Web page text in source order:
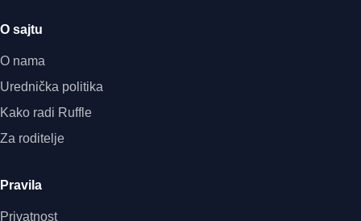
O sajtu
O nama
Urednička politika
Kako radi Ruffle
Za roditelje
Pravila
Privatnost